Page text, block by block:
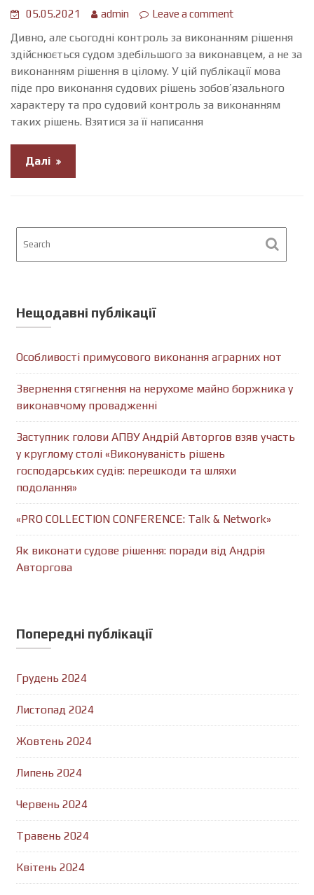
05.05.2021 admin Leave a comment
Дивно, але сьогодні контроль за виконанням рішення
здійснюється судом здебільшого за виконавцем, а не за
виконанням рішення в цілому. У цій публікації мова
піде про виконання судових рішень зобов’язального
характеру та про судовий контроль за виконанням
таких рішень. Взятися за її написання
Далі
Нещодавні публікації
Особливості примусового виконання аграрних нот
Звернення стягнення на нерухоме майно боржника у
виконавчому провадженні
Заступник голови АПВУ Андрій Авторгов взяв участь
у круглому столі «Виконуваність рішень
господарських судів: перешкоди та шляхи
подолання»
«PRO COLLECTION CONFERENCE: Talk & Network»
Як виконати судове рішення: поради від Андрія
Авторгова
Попередні публікації
Грудень 2024
Листопад 2024
Жовтень 2024
Липень 2024
Червень 2024
Травень 2024
Квітень 2024